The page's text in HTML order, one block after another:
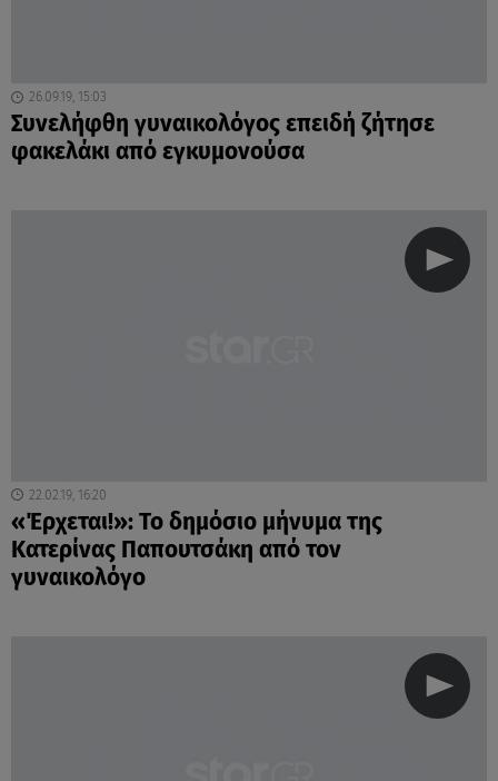
26.09.19, 15:03
Συνελήφθη γυναικολόγος επειδή ζήτησε
φακελάκι από εγκυμονούσα
22.02.19, 16:20
«Έρχεται!»: Το δημόσιο μήνυμα της
Κατερίνας Παπουτσάκη από τον
γυναικολόγο